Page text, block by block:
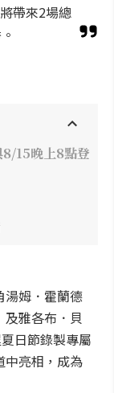
帶來2場總
15晚上8點登
湯姆．霍蘭德
及雅各布．貝
日節錄製專屬
中亮相，成為